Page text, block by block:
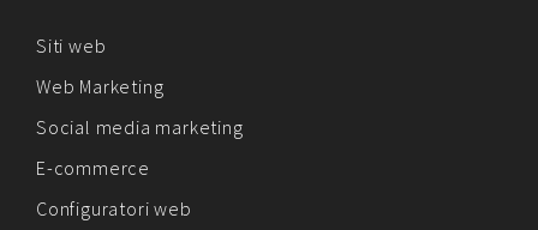
Siti web
Web Marketing
Social media marketing
E-commerce
Configuratori web